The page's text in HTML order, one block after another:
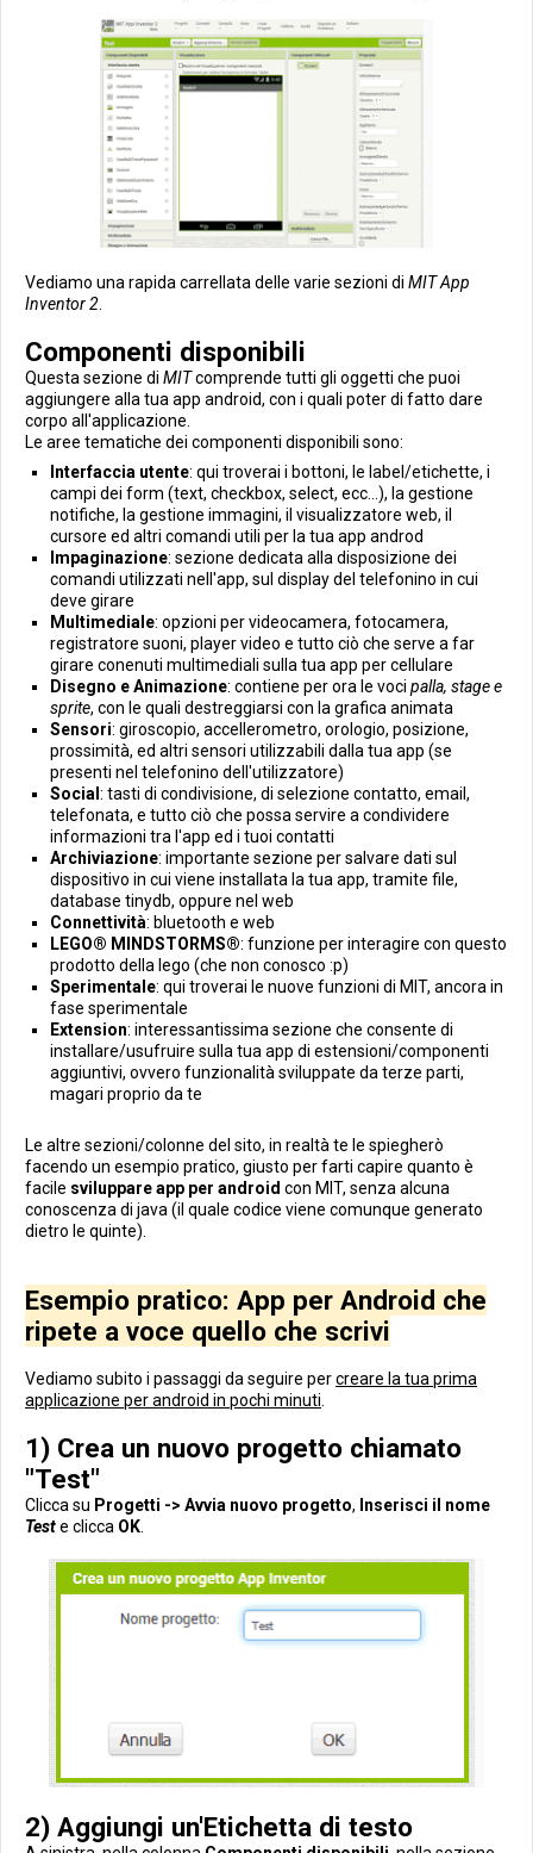
Vediamo una rapida carrellata delle varie sezioni di MIT App
Inventor 2
Componenti disponibili
Questa sezione di MITcomprende tutti gli oggetti che puoi
aggiungere alla tua app android, con i quali poter di fatto dare
corpo all'applicazione.
Le aree tematiche dei componenti disponibili sono:
Interfaccia utente: qui troverai i bottoni, le label/etichette, i
campi dei form (text, checkbox, select, ecc...), la gestione
notifiche, la gestione immagini, il visualizzatore web, il
cursore ed altri comandi utili per la tua app androd
Impaginazione: sezione dedicata alla disposizione dei
comandi utilizzati nell'app, sul display del telefonino in cui
deve girare
Multimediale: opzioni per videocamera, fotocamera,
registratore suoni, player video e tutto ciò che serve a far
girare conenuti multimediali sulla tua app per cellulare
Disegno e Animazione: contiene per ora le voci palla, stage e
sprite, con le quali destreggiarsi con la grafica animata
Sensori: giroscopio, accellerometro, orologio, posizione,
prossimità, ed altri sensori utilizzabili dalla tua app (se
presenti nel telefonino dell'utilizzatore)
Social: tasti di condivisione, di selezione contatto, email,
telefonata, e tutto ciò che possa servire a condividere
informazioni tra l'app ed i tuoi contatti
Archiviazione: importante sezione per salvare dati sul
dispositivo in cui viene installata la tua app, tramite file,
database tinydb, oppure nel web
Connettività: bluetooth e web
LEGO® MINDSTORMS®: funzione per interagire con questo
prodotto della lego (che non conosco :p)
Sperimentale: qui troverai le nuove funzioni di MIT, ancora in
fase sperimentale
Extension: interessantissima sezione che consente di
installare/usufruire sulla tua app di estensioni/componenti
aggiuntivi, ovvero funzionalità sviluppate da terze parti,
magari proprio da te
Le altre sezioni/colonne del sito, in realtà te le spiegherò
facendo un esempio pratico, giusto per farti capire quanto è
facile sviluppare app per android con MIT, senza alcuna
conoscenza di java (il quale codice viene comunque generato
dietro le quinte).
Esempio pratico: App per Android che
ripete a voce quello che scrivi
Vediamo subito i passaggi da seguire percreare la tua prima
applicazione per android in pochi minuti
1) Crea un nuovo progetto chiamato
"Test"
Clicca su Progetti -> Avvia nuovo progetto, Inserisci il nome
Teste clicca OK
2) Aggiungi un'Etichetta di testo